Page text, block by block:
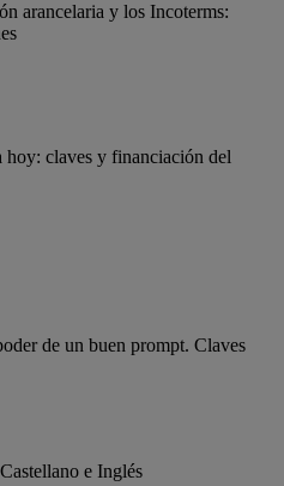
arancelaria y los Incoterms:
hoy: claves y financiación del
de un buen prompt. Claves
e Inglés